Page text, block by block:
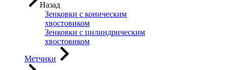
Назад
Зенковки с коническим
хвостовиком
Зенковки с цилиндрическим
хвостовиком
Метчики